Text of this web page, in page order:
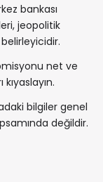
bankası
jeopolitik
net ve
bilgiler genel
değildir.